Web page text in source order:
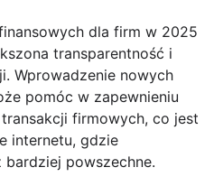
dla firm w 2025
transparentność i
Wprowadzenie nowych
pomóc w zapewnieniu
firmowych, co jest
internetu, gdzie
powszechne.